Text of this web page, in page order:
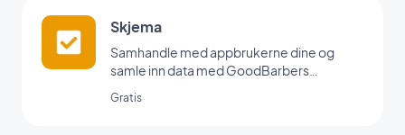
Skjema
Samhandle med appbrukerne dine og
samle inn data med GoodBarbers
Gratis